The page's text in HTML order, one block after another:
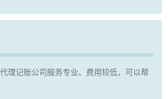
理记账公司服务专业、费用较低，可以帮